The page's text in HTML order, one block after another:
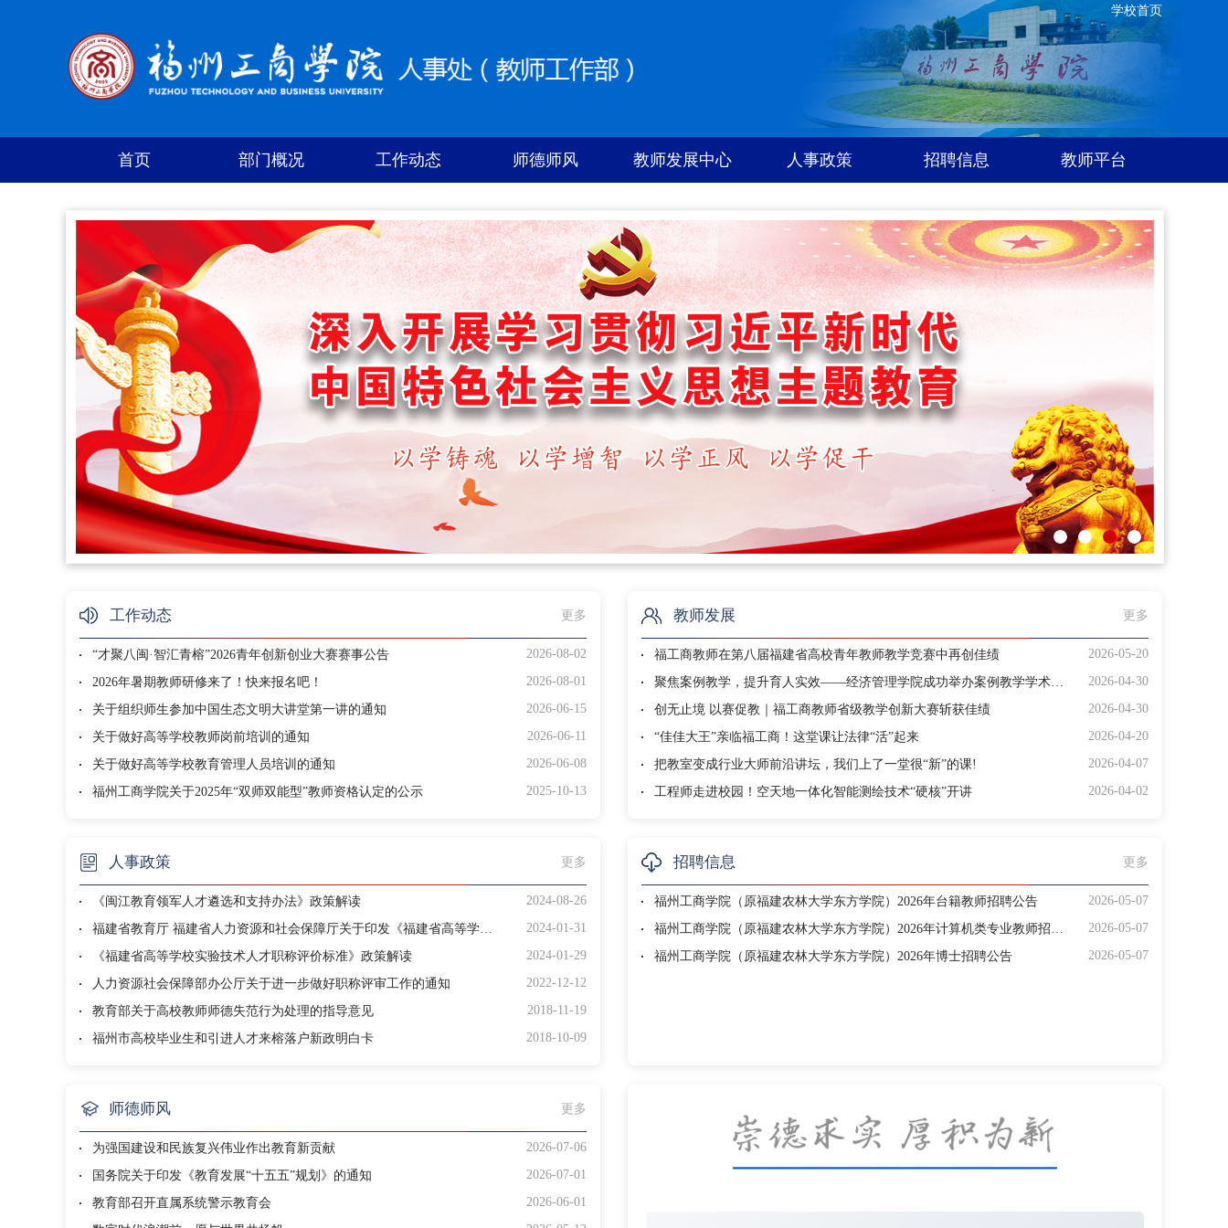
学校首页
首页 部门概况 工作动态 师德师风 教师发展中心 人事政策 招聘信息 教师平台
工作动态 更多
“才聚八闽·智汇青榕”2026青年创新创业大赛赛事公告 2026-08-02
2026年暑期教师研修来了！快来报名吧！ 2026-08-01
关于组织师生参加中国生态文明大讲堂第一讲的通知 2026-06-15
关于做好高等学校教师岗前培训的通知 2026-06-11
关于做好高等学校教育管理人员培训的通知 2026-06-08
福州工商学院关于2025年“双师双能型”教师资格认定的公示 2025-10-13
人事政策 更多
《闽江教育领军人才遴选和支持办法》政策解读 2024-08-26
福建省教育厅 福建省人力资源和社会保障厅关于印发《福建省高等学校教师职称评价标准》的通知 2024-01-31
《福建省高等学校实验技术人才职称评价标准》政策解读 2024-01-29
人力资源社会保障部办公厅关于进一步做好职称评审工作的通知 2022-12-12
教育部关于高校教师师德失范行为处理的指导意见 2018-11-19
福州市高校毕业生和引进人才来榕落户新政明白卡 2018-10-09
师德师风 更多
为强国建设和民族复兴伟业作出教育新贡献 2026-07-06
国务院关于印发《教育发展“十五五”规划》的通知 2026-07-01
教育部召开直属系统警示教育会 2026-06-01
教师发展 更多
福工商教师在第八届福建省高校青年教师教学竞赛中再创佳绩 2026-05-20
聚焦案例教学，提升育人实效——经济管理学院成功举办案例教学学术讲座 2026-04-30
创无止境 以赛促教｜福工商教师省级教学创新大赛斩获佳绩 2026-04-30
“佳佳大王”亲临福工商！这堂课让法律“活”起来 2026-04-20
把教室变成行业大师前沿讲坛，我们上了一堂很“新”的课! 2026-04-07
工程师走进校园！空天地一体化智能测绘技术“硬核”开讲 2026-04-02
招聘信息 更多
福州工商学院（原福建农林大学东方学院）2026年台籍教师招聘公告 2026-05-07
福州工商学院（原福建农林大学东方学院）2026年计算机类专业教师招聘公告 2026-05-07
福州工商学院（原福建农林大学东方学院）2026年博士招聘公告 2026-05-07